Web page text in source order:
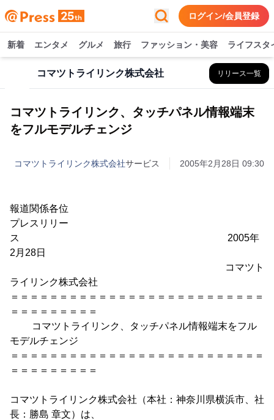
ログイン/会員登録
新着 エンタメ グルメ 旅行 ファッション・美容 ライフスタ
コマツトライリンク株式会社 リリース一覧
コマツトライリンク、タッチパネル情報端末
をフルモデルチェンジ
コマツトライリンク株式会社サービス 2005年2月28日 09:30
報道関係各位
プレスリリー
ス 2005年
2月28日
コマツト
ライリンク株式会社
＝＝＝＝＝＝＝＝＝＝＝＝＝＝＝＝＝＝＝＝＝＝＝＝＝＝
＝＝＝＝＝＝＝＝＝
コマツトライリンク、タッチパネル情報端末をフル
モデルチェンジ
＝＝＝＝＝＝＝＝＝＝＝＝＝＝＝＝＝＝＝＝＝＝＝＝＝＝
＝＝＝＝＝＝＝＝＝
コマツトライリンク株式会社（本社：神奈川県横浜市、社
長：勝島 章文）は、